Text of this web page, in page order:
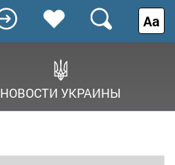
НОВОСТИ УКРАИНЫ
Аа